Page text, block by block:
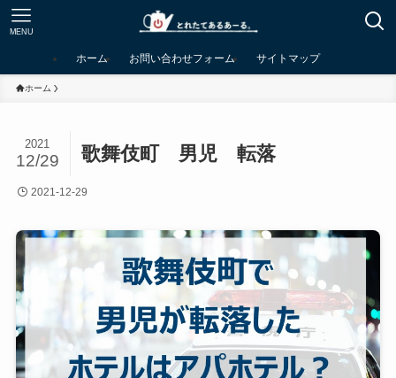
MENU
ホーム お問い合わせフォーム サイトマップ
ホーム
歌舞伎町 男児 転落
2021
12/29
2021-12-29